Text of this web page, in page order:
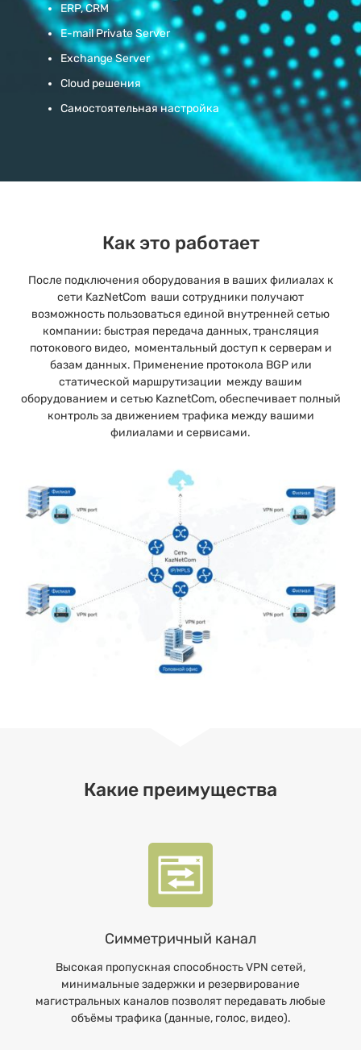
ERP, CRM
E-mail Private Server
Exchange Server
Cloud решения
Самостоятельная настройка
Как это работает
После подключения оборудования в ваших филиалах к
сети KazNetCom ваши сотрудники получают
возможность пользоваться единой внутренней сетью
компании: быстрая передача данных, трансляция
потокового видео, моментальный доступ к серверам и
базам данных. Применение протокола BGP или
статической маршрутизации между вашим
оборудованием и сетью KaznetCom, обеспечивает полный
контроль за движением трафика между вашими
филиалами и сервисами.
Какие преимущества
Симметричный канал
Высокая пропускная способность VPN сетей,
минимальные задержки и резервирование
магистральных каналов позволят передавать любые
объёмы трафика (данные, голос, видео).